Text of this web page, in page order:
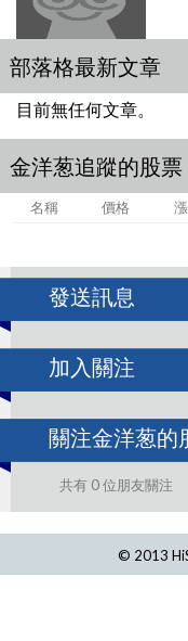
部落格最新文章
目前無任何文章。
金洋葱追蹤的股票
名稱 價格
發送訊息
加入關注
關注金洋葱的
共有 0 位朋友關注
© 2013